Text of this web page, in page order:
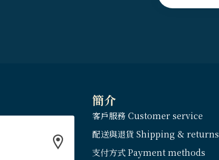
簡介
客戶服務 Customer service
配送與退貨 Shipping & returns
支付方式 Payment methods